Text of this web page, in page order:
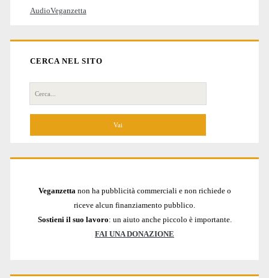
AudioVeganzetta
CERCA NEL SITO
Cerca
per:
Veganzetta non ha pubblicità commerciali e non richiede o
riceve alcun finanziamento pubblico.
Sostieni il suo lavoro: un aiuto anche piccolo è importante.
FAI UNA DONAZIONE